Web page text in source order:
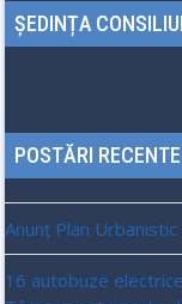
ȘEDINȚA
POSTĂRI RECENTE
Anunț Plan Urbanistic
16 autobuze